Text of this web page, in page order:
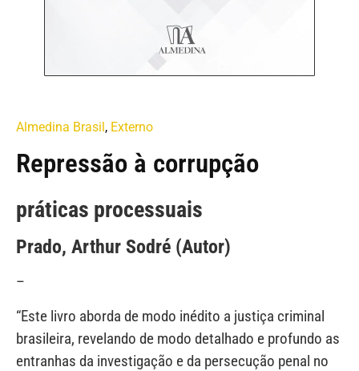
Almedina Brasil , Externo
Repressão à corrupção
práticas processuais
Prado, Arthur Sodré (Autor)
–
“Este livro aborda de modo inédito a justiça criminal
brasileira, revelando de modo detalhado e profundo as
entranhas da investigação e da persecução penal no